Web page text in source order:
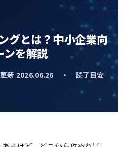
グとは？中小企業向
ンを解説
新 2026.06.26 ・ 読了目安